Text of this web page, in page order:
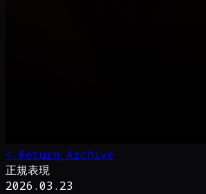
< Return_Archive
正規表現
2026.03.23